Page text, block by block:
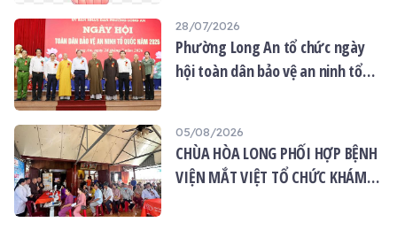
28/07/2026
Phường Long An tổ chức ngày
hội toàn dân bảo vệ an ninh tổ
05/08/2026
CHÙA HÒA LONG PHỐI HỢP BỆNH
VIỆN MẮT VIỆT TỔ CHỨC KHÁM